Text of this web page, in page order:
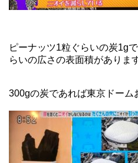
ピーナッツ1粒ぐらいの炭1g
らいの広さの表面積があります
300gの炭であれば東京ドーム